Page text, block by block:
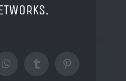
WhatsAppTumblrPinterest